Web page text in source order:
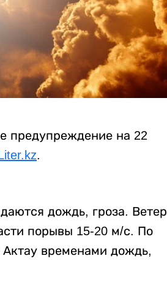
предупреждение на 22
.
дождь, гроза. Ветер
порывы 15-20 м/с. По
Актау временами дождь,